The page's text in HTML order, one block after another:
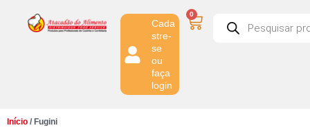
Cada
stre-
se
ou
faça
login
0
Início / Fugini